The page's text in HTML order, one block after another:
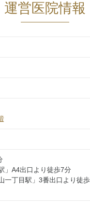
運営医院情報
」A4出口より徒歩7分
一丁目駅」3番出口より徒